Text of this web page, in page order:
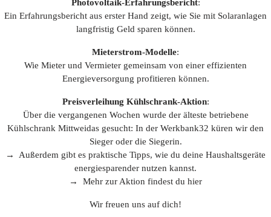
Photovoltaik-Erfahrungsbericht:
Ein Erfahrungsbericht aus erster Hand zeigt, wie Sie mit Solaranlagen
langfristig Geld sparen können.
Mieterstrom-Modelle:
Wie Mieter und Vermieter gemeinsam von einer effizienten
Energieversorgung profitieren können.
Preisverleihung Kühlschrank-Aktion:
Über die vergangenen Wochen wurde der älteste betriebene
Kühlschrank Mittweidas gesucht: In der Werkbank32 küren wir den
Sieger oder die Siegerin.
→ Außerdem gibt es praktische Tipps, wie du deine Haushaltsgeräte
energiesparender nutzen kannst.
→ Mehr zur Aktion findest du hier
Wir freuen uns auf dich!